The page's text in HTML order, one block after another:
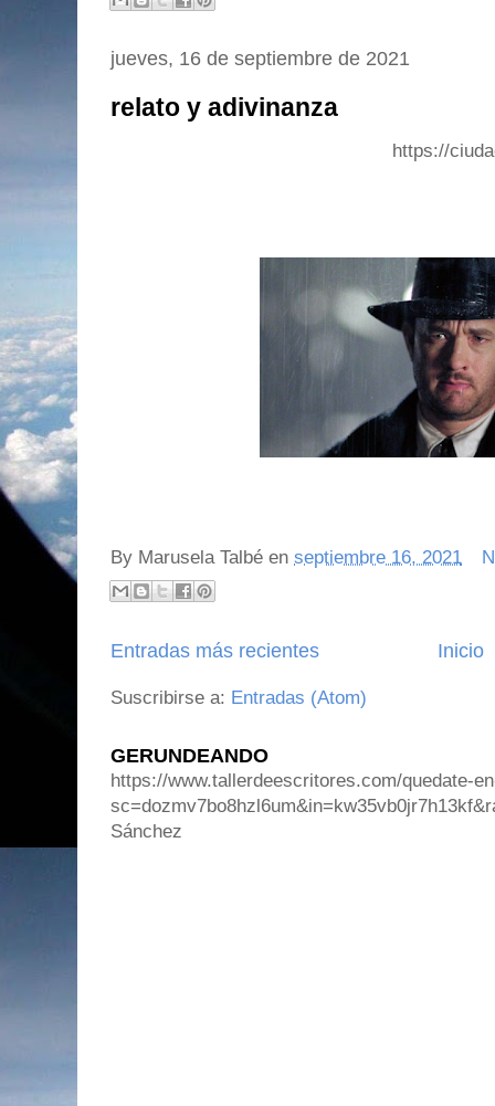
jueves, 16 de septiembre de 2021
relato y adivinanza
https://ciudadseva.com/
By Marusela Talbé en septiembre 16, 2021
Entradas más recientes Inicio
Suscribirse a: Entradas (Atom)
GERUNDEANDO
https://www.tallerdeescritores.com/quedate-
Sánchez